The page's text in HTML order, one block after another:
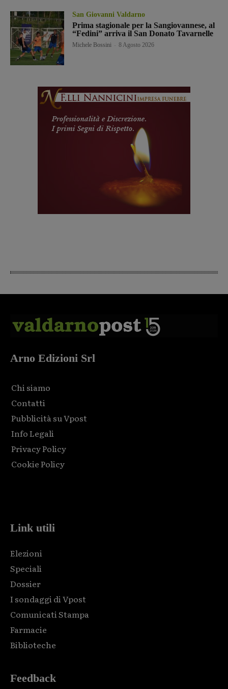
San Giovanni Valdarno
Prima stagionale per la Sangiovannese, al
“Fedini” arriva il San Donato Tavarnelle
Michele Bossini 8 Agosto 2026
Arno Edizioni Srl
Chi siamo
Contatti
Pubblicità su Vpost
Info Legali
Privacy Policy
Cookie Policy
Link utili
Elezioni
Speciali
Dossier
I sondaggi di Vpost
Comunicati Stampa
Farmacie
Biblioteche
Feedback